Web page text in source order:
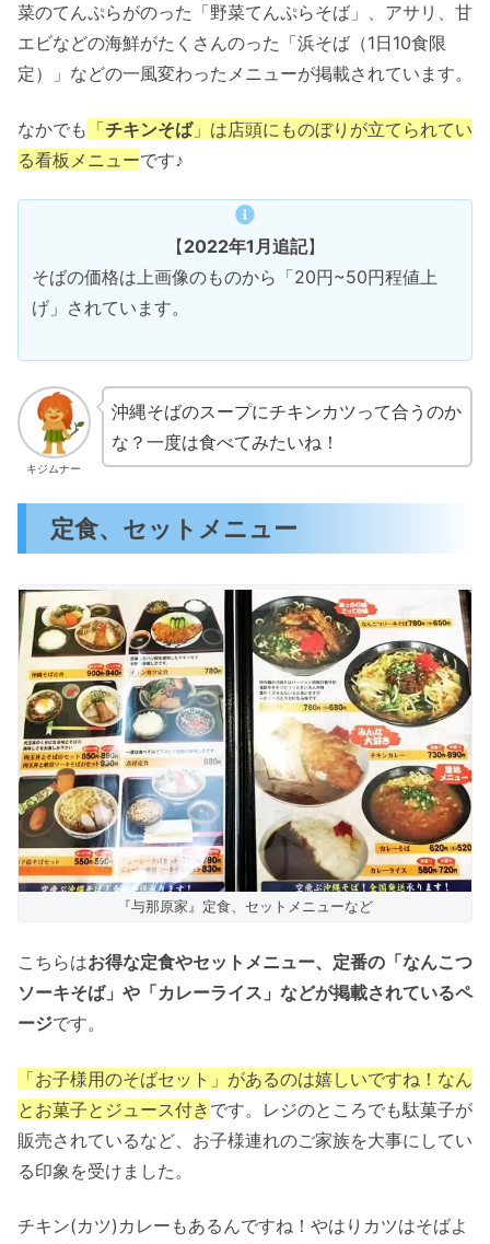
菜のてんぷらがのった「野菜てんぷらそば」、アサリ、甘
エビなどの海鮮がたくさんのった「浜そば（1日10食限
定）」などの一風変わったメニューが掲載されています。
なかでも 「チキンそば」は店頭にものぼりが立てられてい
る看板メニューです♪
【2022年1月追記】
そばの価格は上画像のものから「20円~50円程値上
げ」されています。
キジムナー
沖縄そばのスープにチキンカツって合うのか
な？一度は食べてみたいね！
定食、セットメニュー
『与那原家』定食、セットメニューなど
こちらはお得な定食やセットメニュー、定番の「なんこつ
ソーキそば」や「カレーライス」などが掲載されているペ
ージです。
「お子様用のそばセット」があるのは嬉しいですね！なん
とお菓子とジュース付き です。レジのところでも駄菓子が
販売されているなど、お子様連れのご家族を大事にしてい
る印象を受けました。
チキン(カツ)カレーもあるんですね！やはりカツはそばよ